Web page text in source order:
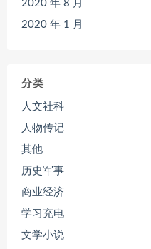
2020 年 8 月
2020 年 1 月
分类
人文社科
人物传记
其他
历史军事
商业经济
学习充电
文学小说